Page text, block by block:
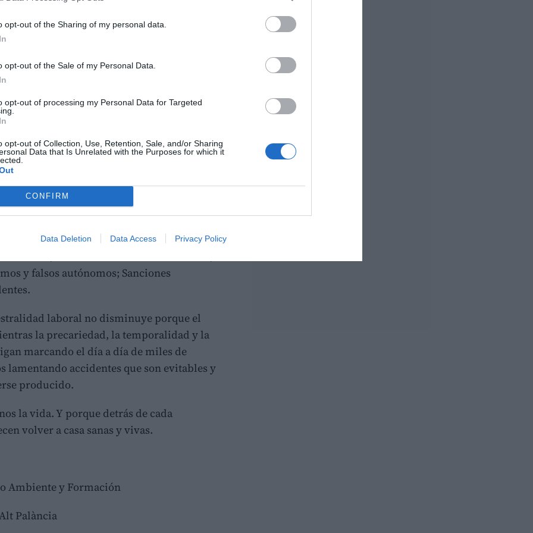
opt-out of the Sharing of my personal data.
opt-out of the Sale of my Personal Data.
opt-out of processing my Personal Data for Targeted
opt-out of Collection, Use, Retention, Sale, and/or Sharing
Data that Is Unrelated with the Purposes for which it
CONFIRM
Data Deletion Data Access Privacy Policy
en accidentes mortales in itinere.
siendo sectores caracterizados
y ritmos de trabajo intensos estos son:
Transporte y almacenamiento y
por cuenta propia registran 28.455
sigue siendo habitual. Además, 59
analizado. La prevención entre autónomos
desde CC.OO. reclamamos medidas
Inspección de Trabajo; Control estricto de
real de los riesgos psicosociales en
obligatoria en todos los niveles
no meros documentos formales;
y falsos autónomos; Sanciones
laboral no disminuye porque el
la precariedad, la temporalidad y la
marcando el día a día de miles de
lamentando accidentes que son evitables y
producido.
la vida. Y porque detrás de cada
volver a casa sanas y vivas.
Ambiente y Formación
Palància